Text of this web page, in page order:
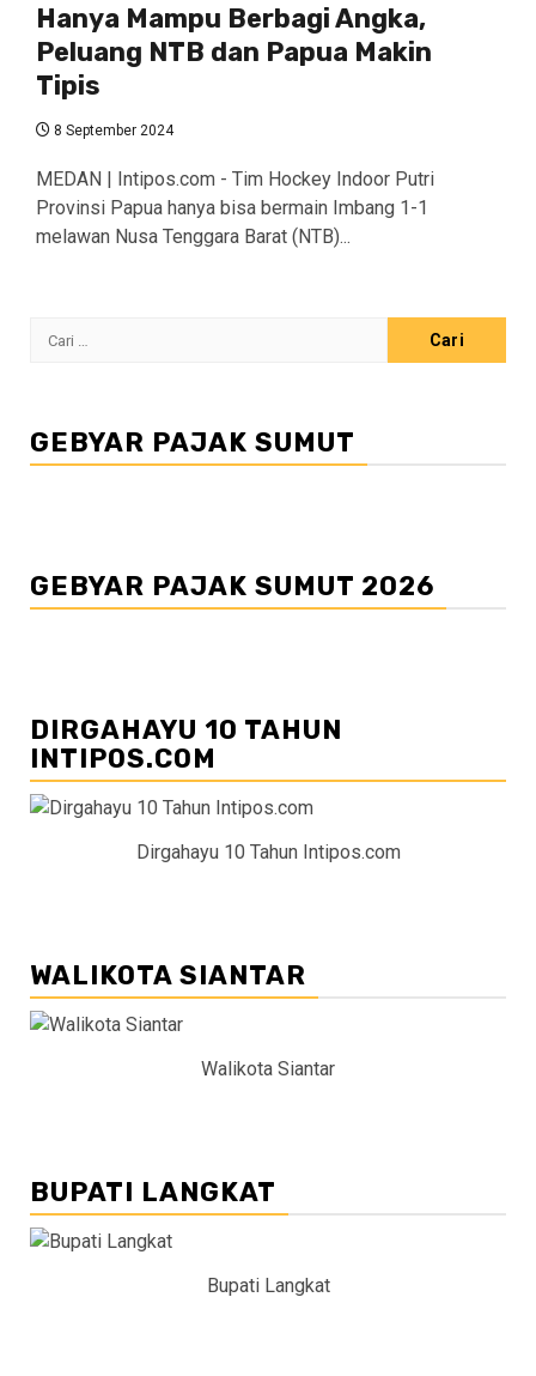
Hanya Mampu Berbagi Angka,
Peluang NTB dan Papua Makin
Tipis
8 September 2024
MEDAN | Intipos.com - Tim Hockey Indoor Putri
Provinsi Papua hanya bisa bermain Imbang 1-1
melawan Nusa Tenggara Barat (NTB)...
Cari
GEBYAR PAJAK SUMUT
GEBYAR PAJAK SUMUT 2026
DIRGAHAYU 10 TAHUN
INTIPOS.COM
Dirgahayu 10 Tahun Intipos.com
WALIKOTA SIANTAR
Walikota Siantar
BUPATI LANGKAT
Bupati Langkat